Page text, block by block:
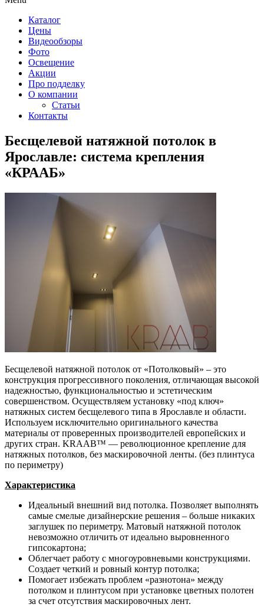
Каталог
Цены
Видеообзоры
Фото
Освещение
Акции
Про подделку
О компании
Статьи
Контакты
Бесщелевой натяжной потолок в
Ярославле: система крепления
«КРААБ»
Бесщелевой натяжной потолок от «Потолковый» – это
конструкция прогрессивного поколения, отличающая высокой
надежностью, функциональностью и эстетическим
совершенством. Осуществляем установку «под ключ»
натяжных систем бесщелевого типа в Ярославле и области.
Используем исключительно оригинального качества
материалы от проверенных производителей европейских и
других стран. KRAAB™ — революционное крепление для
натяжных потолков, без маскировочной ленты. (без плинтуса
по периметру)
Характеристика
Идеальный внешний вид потолка. Позволяет выполнять
самые смелые дизайнерские решения – больше никаких
заглушек по периметру. Матовый натяжной потолок
невозможно отличить от идеально выровненного
гипсокартона;
Облегчает работу с многоуровневыми конструкциями.
Создает четкий и ровный контур потолка;
Помогает избежать проблем «разнотона» между
потолком и плинтусом при установке цветных полотен
за счет отсутствия маскировочных лент.